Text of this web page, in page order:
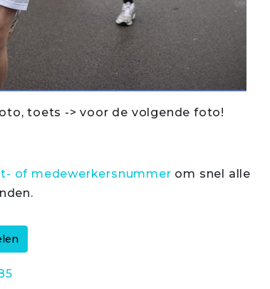
toets -> voor de volgende foto!
of medewerkersnummer om snel alle